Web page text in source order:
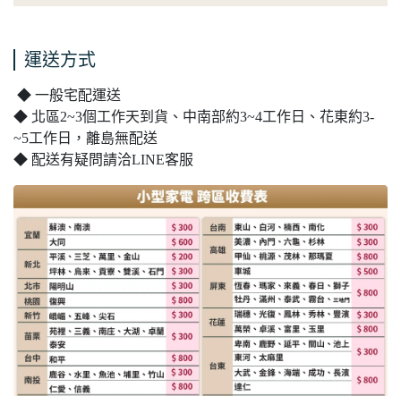
運送方式
◆ 一般宅配運送
◆ 北區2~3個工作天到貨、中南部約3~4工作日、花東約3-
~5工作日，離島無配送
◆ 配送有疑問請洽LINE客服